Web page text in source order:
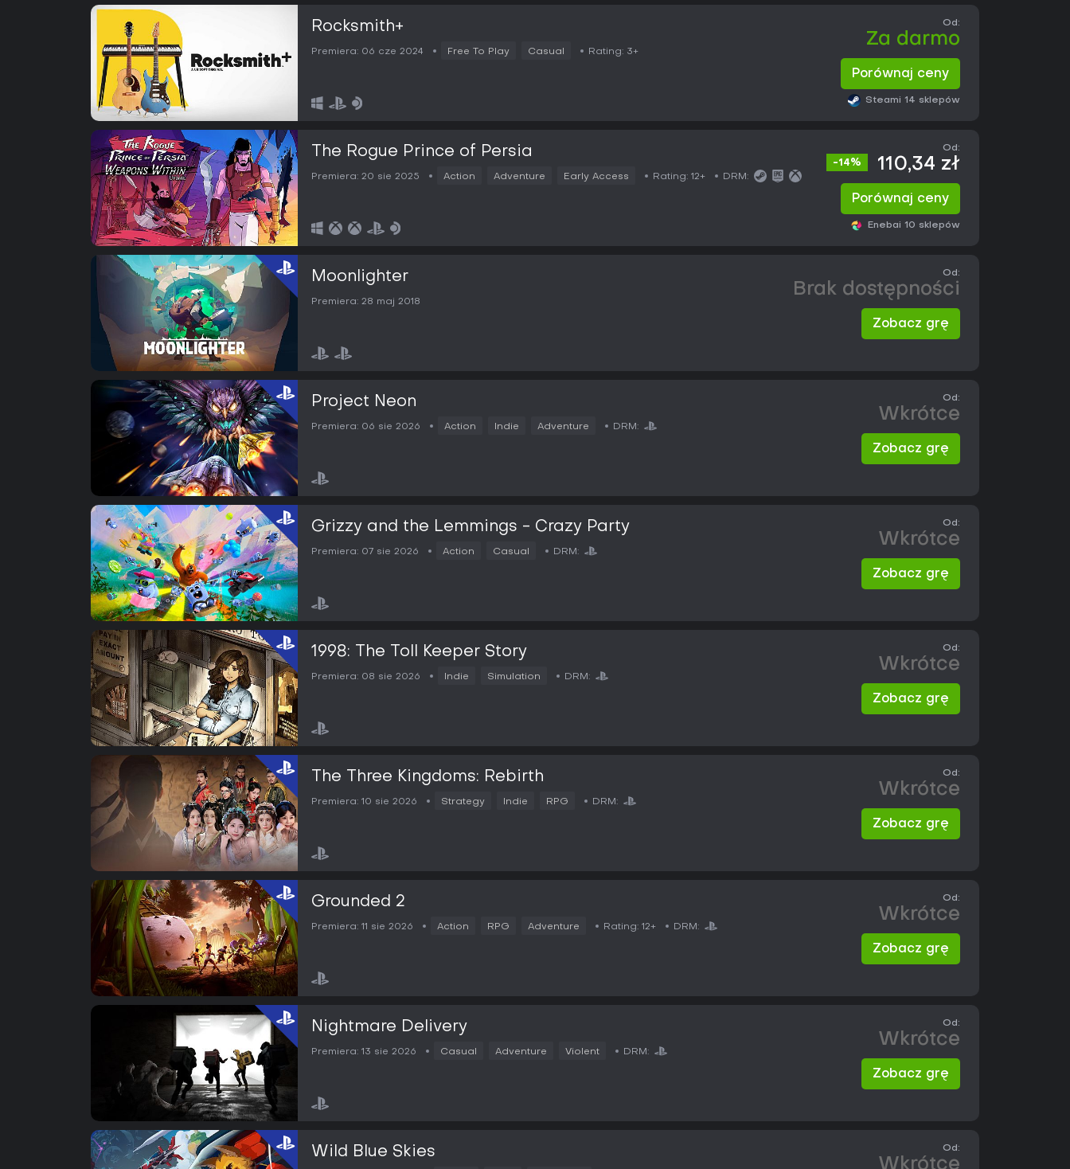
Rocksmith+
Premiera: 06 cze 2024 Free To Play Casual Rating: 3+
Od:
Za darmo
Porównaj ceny
Steami 14 sklepów
The Rogue Prince of Persia
Premiera: 20 sie 2025 Action Adventure Early Access Rating: 12+ DRM:
-14%
Od:
110,34 zł
Porównaj ceny
Enebai 10 sklepów
Moonlighter
Premiera: 28 maj 2018
Od:
Brak dostępności
Zobacz grę
Project Neon
Premiera: 06 sie 2026 Action Indie Adventure DRM:
Od:
Wkrótce
Zobacz grę
Grizzy and the Lemmings - Crazy Party
Premiera: 07 sie 2026 Action Casual DRM:
Od:
Wkrótce
Zobacz grę
1998: The Toll Keeper Story
Premiera: 08 sie 2026 Indie Simulation DRM:
Od:
Wkrótce
Zobacz grę
The Three Kingdoms: Rebirth
Premiera: 10 sie 2026 Strategy Indie RPG DRM:
Od:
Wkrótce
Zobacz grę
Grounded 2
Premiera: 11 sie 2026 Action RPG Adventure Rating: 12+ DRM:
Od:
Wkrótce
Zobacz grę
Nightmare Delivery
Premiera: 13 sie 2026 Casual Adventure Violent DRM:
Od:
Wkrótce
Zobacz grę
Wild Blue Skies Od:
Wkrótce